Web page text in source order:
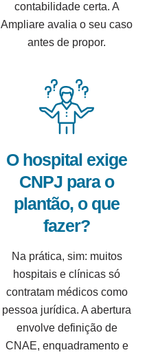
contabilidade certa. A
Ampliare avalia o seu caso
antes de propor.
O hospital exige
CNPJ para o
plantão, o que
fazer?
Na prática, sim: muitos
hospitais e clínicas só
contratam médicos como
pessoa jurídica. A abertura
envolve definição de
CNAE, enquadramento e